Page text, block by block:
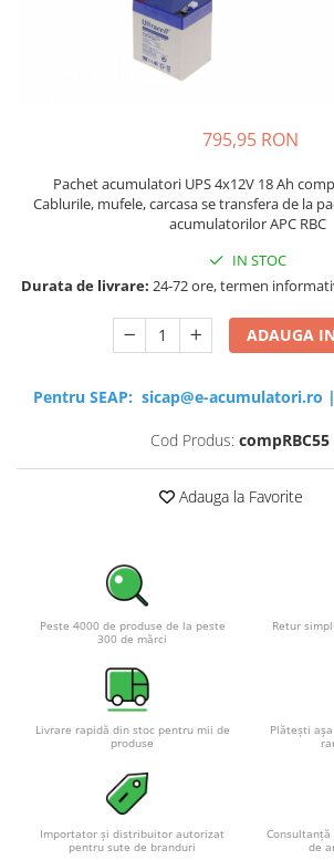
Sisteme de management (BMS)
Redresoare, incarcatoare si testere
795,95 RON
Pachet acumulatori UPS 4x12V 18 Ah
Cablurile, mufele, carcasa se transfera de la
acumulatorilor APC RBC
IN STOC
Durata de livrare: 24-72 ore, termen
ADAUGA
Pentru SEAP: sicap@e-acumulatori.ro |
Cod Produs: compRBC55
Adauga la Favorite
Peste 4000 de produse de la peste
300 de mărci
Retur
Livrare rapidă din stoc pentru mii de
produse
Plătești
Importator și distribuitor autorizat
pentru sute de branduri
de